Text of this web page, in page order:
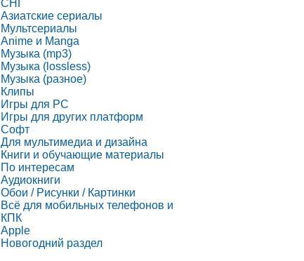
СНГ
Азиатские сериалы
Мультсериалы
Anime и Manga
Музыка (mp3)
Музыка (lossless)
Музыка (разное)
Клипы
Игры для PC
Игры для других платформ
Софт
Для мультимедиа и дизайна
Книги и обучающие материалы
По интересам
Аудиокниги
Обои / Рисунки / Картинки
Всё для мобильных телефонов и
КПК
Apple
Новогодний раздел